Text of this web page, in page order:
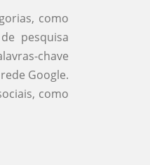
como
pesquisa
chave
Google.
como